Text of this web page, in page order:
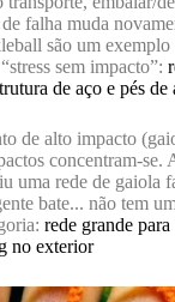
falha muda
são um
sem impacto”:
de aço e pés de
de alto impacto
concentram-se.
uma rede de gaiola
bate... não tem
rede grande
no exterior